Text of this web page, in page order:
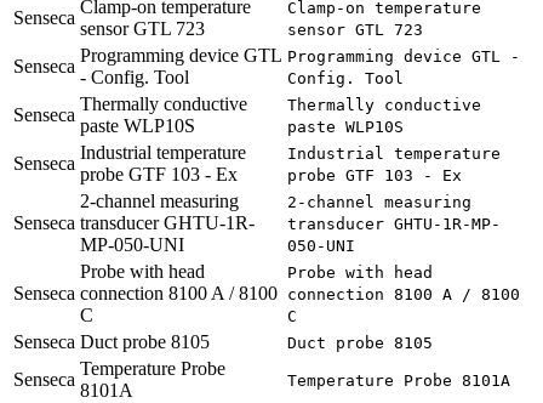
Senseca
Clamp-on temperature
sensor GTL 723
Clamp-on temperature
sensor GTL 723
Senseca
Programming device GTL
- Config. Tool
Programming device GTL -
Config. Tool
Senseca
Thermally conductive
paste WLP10S
Thermally conductive
paste WLP10S
Senseca
Industrial temperature
probe GTF 103 - Ex
Industrial temperature
probe GTF 103 - Ex
Senseca
2-channel measuring
transducer GHTU-1R-
MP-050-UNI
2-channel measuring
transducer GHTU-1R-MP-
050-UNI
Senseca
Probe with head
connection 8100 A / 8100
C
Probe with head
connection 8100 A / 8100
C
Senseca Duct probe 8105 Duct probe 8105
Senseca
Temperature Probe
8101A
Temperature Probe 8101A